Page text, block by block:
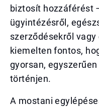
biztosít hozzáférést
ügyintézésről,
szerződésekről
kiemelten fontos,
gyorsan,
történjen.
A mostani